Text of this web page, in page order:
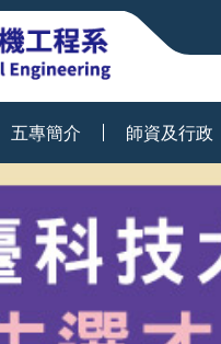
五專簡介 師資及行政